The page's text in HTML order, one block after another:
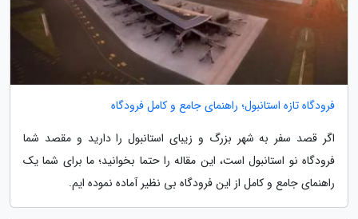
فرودگاه تازه استانبول؛ راهنمای جامع و کامل فرودگاه
اگر قصد سفر به شهر بزرگ و زیبای استانبول را دارید و مقصد شما
فرودگاه نو استانبول است، این مقاله را حتما بخوانید؛ ما برای شما یک
راهنمای جامع و کامل از این فرودگاه بی نظیر آماده نموده ایم.